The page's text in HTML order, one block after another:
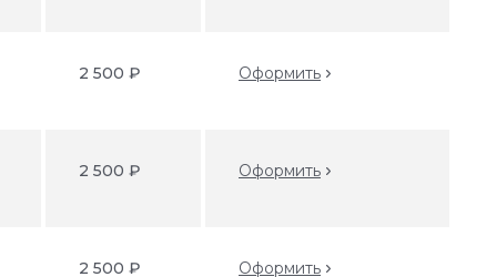
2 500 ₽ Оформить
2 500 ₽ Оформить
2 500 ₽ Оформить